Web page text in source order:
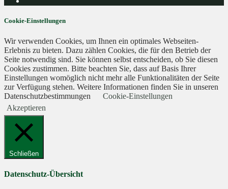
Cookie-Einstellungen
Wir verwenden Cookies, um Ihnen ein optimales Webseiten-
Erlebnis zu bieten. Dazu zählen Cookies, die für den Betrieb der
Seite notwendig sind. Sie können selbst entscheiden, ob Sie diesen
Cookies zustimmen. Bitte beachten Sie, dass auf Basis Ihrer
Einstellungen womöglich nicht mehr alle Funktionalitäten der Seite
zur Verfügung stehen. Weitere Informationen finden Sie in unseren
Datenschutzbestimmungen
Cookie-Einstellungen
Akzeptieren
Schließen
Datenschutz-Übersicht